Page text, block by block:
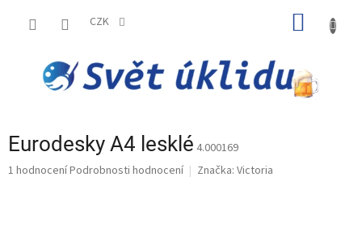
CZK
Eurodesky A4 lesklé 4.000169
Průměrné
1 hodnoceníPodrobnosti hodnocení Značka: Victoria